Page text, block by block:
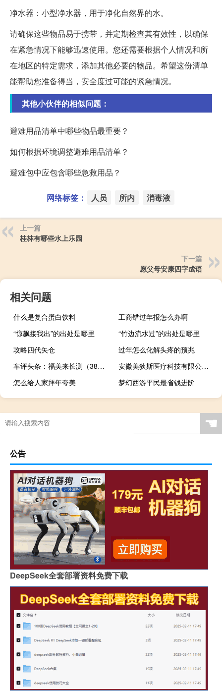
净水器：小型净水器，用于净化自然界的水。
请确保这些物品易于携带，并定期检查其有效性，以确保
在紧急情况下能够迅速使用。您还需要根据个人情况和所
在地区的特定需求，添加其他必要的物品。希望这份清单
能帮助您准备得当，安全度过可能的紧急情况。
其他小伙伴的相似问题：
避难用品清单中哪些物品最重要？
如何根据环境调整避难用品清单？
避难包中应包含哪些急救用品？
网络标签： 人员 所内 消毒液
上一篇
桂林有哪些水上乐园
下一篇
愿父母安康四字成语
相关问题
什么是复合蛋白饮料
工商错过年报怎么办啊
“惊飙接我出”的出处是哪里
“竹边流水过”的出处是哪里
攻略四代矢仓
过年怎么化解头疼的预兆
车评头条：福美来长测（38）小结：半年油耗大汇总
安徽美狄斯医疗科技有限公司(关于安徽美狄斯医疗科技有限公司简述)
怎么给人家拜年夸美
梦幻西游平民最省钱进阶
☚
公告
DeepSeek全套部署资料免费下载